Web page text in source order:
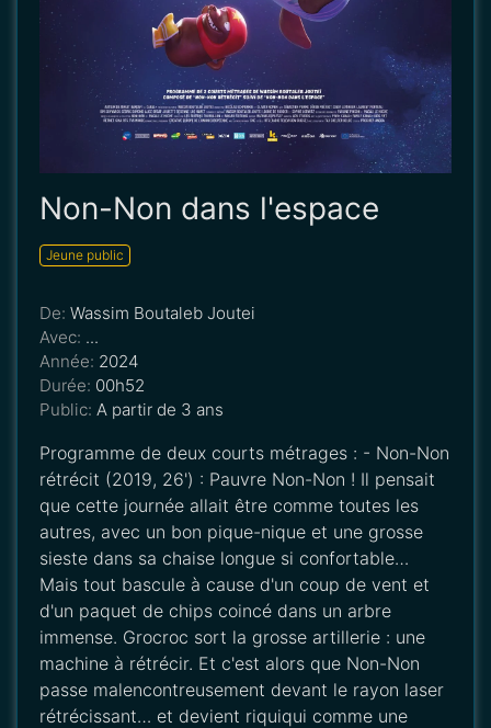
Non-Non dans l'espace
Jeune public
De: Wassim Boutaleb Joutei
Avec: ...
Année: 2024
Durée: 00h52
Public: A partir de 3 ans
Programme de deux courts métrages : - Non-Non
rétrécit (2019, 26') : Pauvre Non-Non ! Il pensait
que cette journée allait être comme toutes les
autres, avec un bon pique-nique et une grosse
sieste dans sa chaise longue si confortable…
Mais tout bascule à cause d'un coup de vent et
d'un paquet de chips coincé dans un arbre
immense. Grocroc sort la grosse artillerie : une
machine à rétrécir. Et c'est alors que Non-Non
passe malencontreusement devant le rayon laser
rétrécissant… et devient riquiqui comme une